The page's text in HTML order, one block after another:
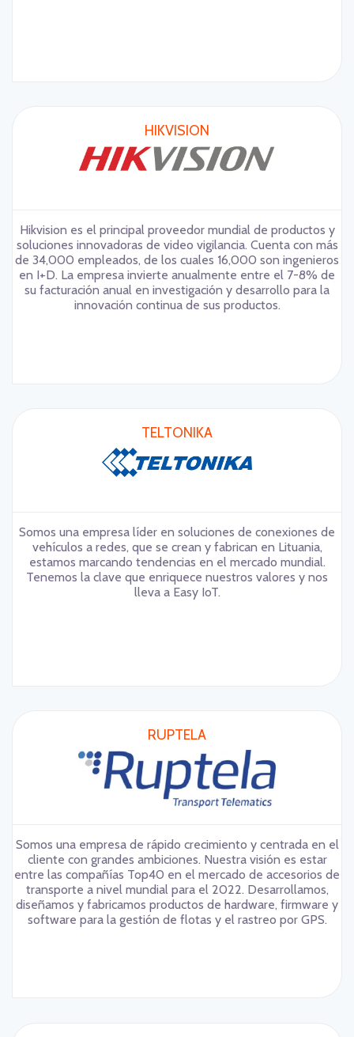
HIKVISION
Hikvision es el principal proveedor mundial de productos y
soluciones innovadoras de video vigilancia. Cuenta con más
de 34,000 empleados, de los cuales 16,000 son ingenieros
en I+D. La empresa invierte anualmente entre el 7-8% de
su facturación anual en investigación y desarrollo para la
innovación continua de sus productos.
TELTONIKA
Somos una empresa líder en soluciones de conexiones de
vehículos a redes, que se crean y fabrican en Lituania,
estamos marcando tendencias en el mercado mundial.
Tenemos la clave que enriquece nuestros valores y nos
lleva a Easy IoT.
RUPTELA
Somos una empresa de rápido crecimiento y centrada en el
cliente con grandes ambiciones. Nuestra visión es estar
entre las compañías Top40 en el mercado de accesorios de
transporte a nivel mundial para el 2022. Desarrollamos,
diseñamos y fabricamos productos de hardware, firmware y
software para la gestión de flotas y el rastreo por GPS.